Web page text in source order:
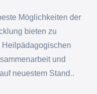
Möglichkeiten der
bieten zu
Heilpädagogischen
und
neuestem Stand..